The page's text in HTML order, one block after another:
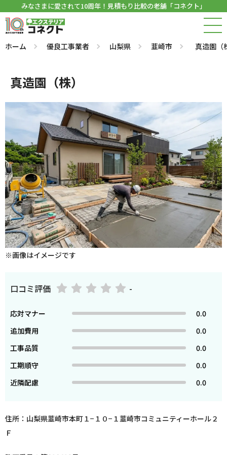
みなさまに愛されて10周年！見積もり比較の老舗「コネクト」
ホーム 優良工事業者 山梨県 韮崎市 真造園（
真造園（株）
※画像はイメージです
口コミ評価 -
応対マナー
0.0
追加費用
0.0
工事品質
0.0
工期順守
0.0
近隣配慮
0.0
住所：山梨県韮崎市本町１−１０−１韮崎市コミュニティーホール２
Ｆ